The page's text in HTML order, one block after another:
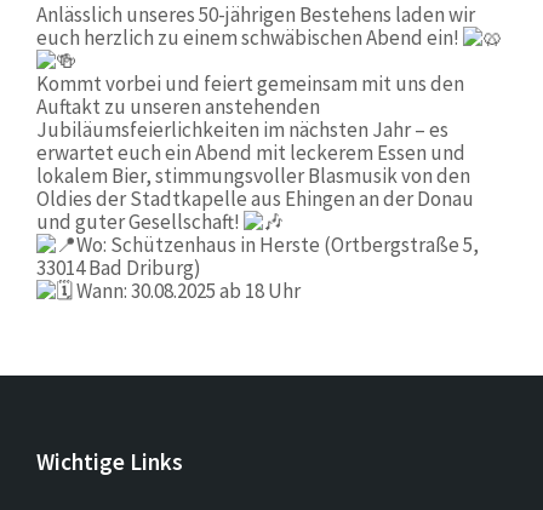
Anlässlich unseres 50-jährigen Bestehens laden wir
euch herzlich zu einem schwäbischen Abend ein!
Kommt vorbei und feiert gemeinsam mit uns den
Auftakt zu unseren anstehenden
Jubiläumsfeierlichkeiten im nächsten Jahr – es
erwartet euch ein Abend mit leckerem Essen und
lokalem Bier, stimmungsvoller Blasmusik von den
Oldies der Stadtkapelle aus Ehingen an der Donau
und guter Gesellschaft!
Wo: Schützenhaus in Herste (Ortbergstraße 5,
33014 Bad Driburg)
Wann: 30.08.2025 ab 18 Uhr
Wichtige Links